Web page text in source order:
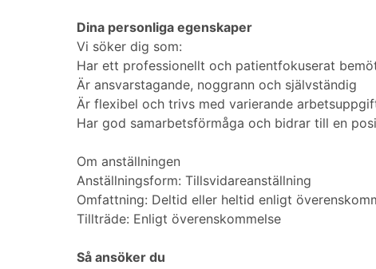
Dina personliga egenskaper
Vi söker dig som:
Har ett professionellt och patientfokuserat
Är ansvarstagande, noggrann och självständig
Är flexibel och trivs med varierande
Har god samarbetsförmåga och bidrar till en
Om anställningen
Anställningsform: Tillsvidareanställning
Omfattning: Deltid eller heltid enligt
Tillträde: Enligt överenskommelse
Så ansöker du